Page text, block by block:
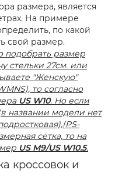
размера, является
На примере
по какой
свой размер.
размер
стельки 27см. или
"Женскую"
то согласно
US W10. Но если
названии модели нет
сетка, то на
US M9/US W10.5.
кроссовок и